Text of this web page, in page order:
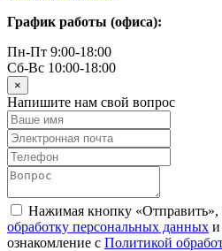
График работы (офиса):
Пн-Пт 9:00-18:00
Сб-Вс 10:00-18:00
×
Напишите нам свой вопрос
Нажимая кнопку «Отправить»,
обработку персональных данных и
ознакомление с Политикой